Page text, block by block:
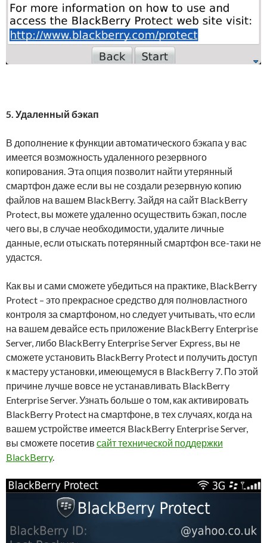
5. Удаленный бэкап
В дополнение к функции автоматического бэкапа у вас
имеется возможность удаленного резервного
копирования. Эта опция позволит найти утерянный
смартфон даже если вы не создали резервную копию
файлов на вашем BlackBerry. Зайдя на сайт BlackBerry
Protect, вы можете удаленно осуществить бэкап, после
чего вы, в случае необходимости, удалите личные
данные, если отыскать потерянный смартфон все-таки не
удастся.
Как вы и сами сможете убедиться на практике, BlackBerry
Protect – это прекрасное средство для полновластного
контроля за смартфоном, но следует учитывать, что если
на вашем девайсе есть приложение BlackBerry Enterprise
Server, либо BlackBerry Enterprise Server Express, вы не
сможете установить BlackBerry Protect и получить доступ
к мастеру установки, имеющемуся в BlackBerry 7. По этой
причине лучше вовсе не устанавливать BlackBerry
Enterprise Server. Узнать больше о том, как активировать
BlackBerry Protect на смартфоне, в тех случаях, когда на
вашем устройстве имеется BlackBerry Enterprise Server,
вы сможете посетив сайт технической поддержки
BlackBerry.